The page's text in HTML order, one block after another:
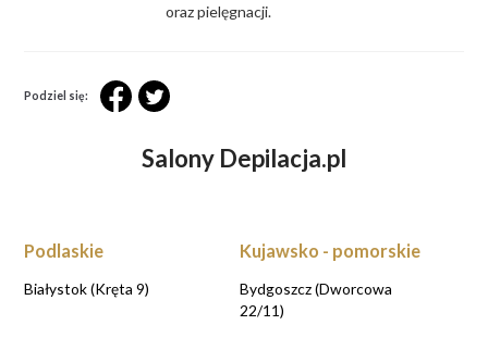
oraz pielęgnacji.
Podziel się:
Salony Depilacja.pl
Podlaskie
Białystok (Kręta 9)
Kujawsko - pomorskie
Bydgoszcz (Dworcowa
22/11)